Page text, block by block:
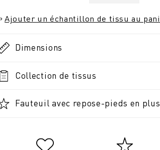
Ajouter un échantillon de tissu au
Dimensions
Collection de tissus
Fauteuil avec repose-pieds en